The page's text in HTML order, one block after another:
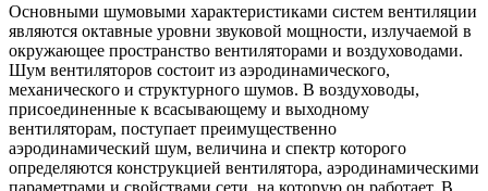
Основными шумовыми характеристиками систем вентиляции
являются октавные уровни звуковой мощности, излучаемой в
окружающее пространство вентиляторами и воздуховодами.
Шум вентиляторов состоит из аэродинамического,
механического и структурного шумов. В воздуховоды,
присоединенные к всасывающему и выходному
вентиляторам, поступает преимущественно
аэродинамический шум, величина и спектр которого
определяются конструкцией вентилятора, аэродинамическими
параметрами и свойствами сети, на которую он работает. В